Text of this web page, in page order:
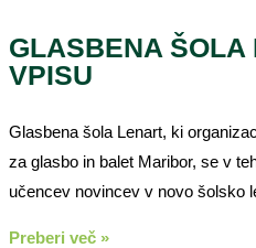
GLASBENA ŠOLA
VPISU
Glasbena šola Lenart, ki
za glasbo in balet Maribor, se v
učencev novincev v novo šolsko
Preberi več »